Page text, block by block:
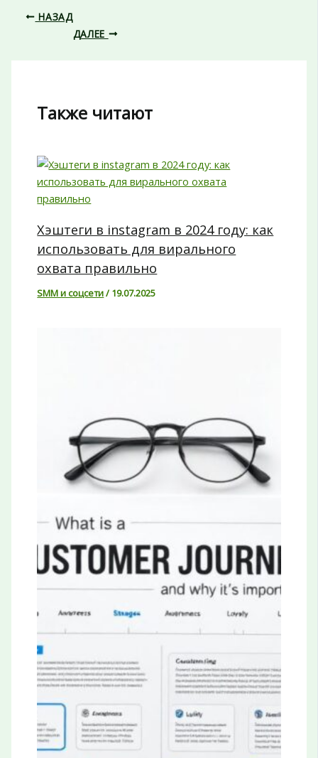
НАЗАД
ДАЛЕЕ
Также читают
Хэштеги в instagram в 2024 году: как
использовать для вирального
охвата правильно
SMM и соцсети/ 19.07.2025